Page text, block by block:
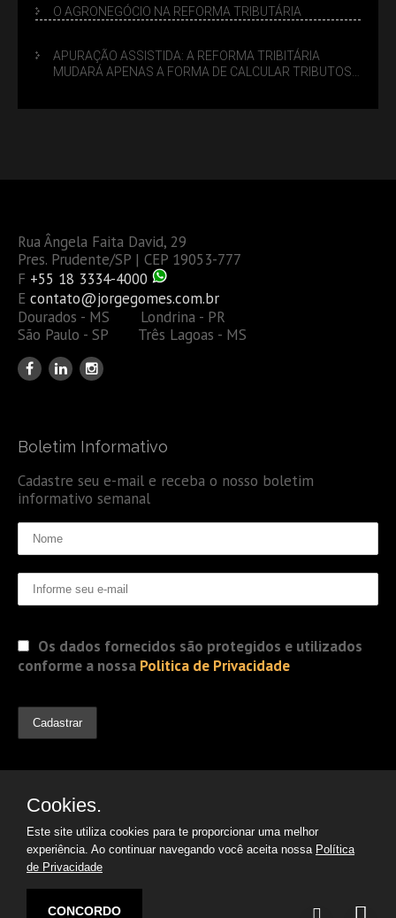
O AGRONEGÓCIO NA REFORMA TRIBUTÁRIA
APURAÇÃO ASSISTIDA: A REFORMA TRIBITÁRIA
MUDARÁ APENAS A FORMA DE CALCULAR TRIBUTOS
Rua Ângela Faita David, 29
Pres. Prudente/SP | CEP 19053-777
F +55 18 3334-4000
E contato@jorgegomes.com.br
Dourados - MS Londrina - PR
São Paulo - SP Três Lagoas - MS
Boletim Informativo
Cadastre seu e-mail e receba o nosso boletim
informativo semanal
Os dados fornecidos são protegidos e utilizados
conforme a nossa Politica de Privacidade
© 2019 Jorge Gomes
Advogados. Direitos Reservados
Cookies.
Este site utiliza cookies para te proporcionar uma melhor
experiência. Ao continuar navegando você aceita nossa Política
de Privacidade
CONCORDO